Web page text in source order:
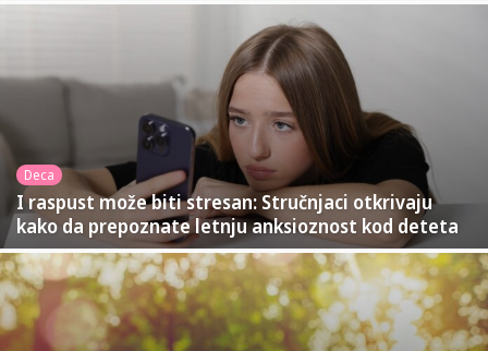
Deca
I raspust može biti stresan: Stručnjaci otkrivaju
kako da prepoznate letnju anksioznost kod deteta